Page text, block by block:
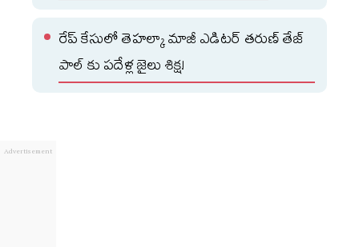
రేప్ కేసులో తెహల్కా మాజీ ఎడిటర్ తరుణ్ తేజ్
పాల్ కు పదేళ్ల జైలు శిక్ష!